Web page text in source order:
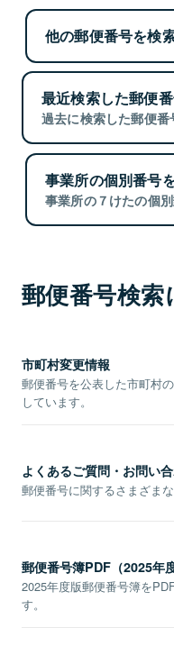
他の郵便番号を検
最近検索した郵便
過去に検索した郵便番
事業所の個別番号
事業所の７けたの個
郵便番号検
市町村変更情報
郵便番号を公表した市町村
しています。
よくあるご質問・お問い
郵便番号に関するさまざま
郵便番号簿PDF（2025年
2025年度版郵便番号簿を
す。